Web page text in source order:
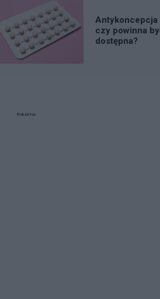
Antykoncepcja
czy powinna
dostępna?
Reklama: